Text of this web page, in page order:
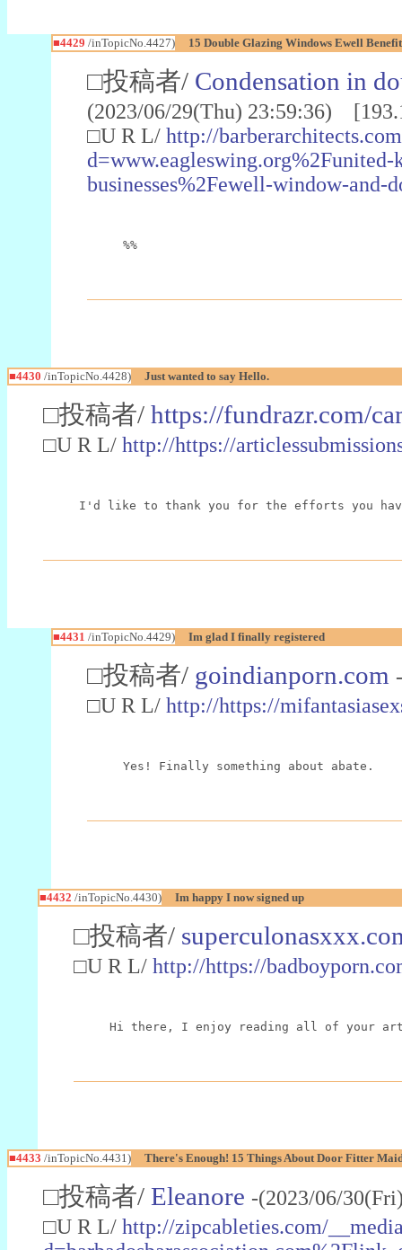
■4429 /inTopicNo.4427) 15 Double Glazing Windows Ewell
□投稿者/ Condensation in
(2023/06/29(Thu) 23:59:36)
□U R L/ http://
businesses%2Fewell-window-and-
%%
■4430 /inTopicNo.4428) Just wanted to say Hello.
□投稿者/ https://fundrazr.com/
□U R L/ http://https://
I'd like to thank you for the efforts you
■4431 /inTopicNo.4429) Im glad I finally registered
□投稿者/ goindianporn.com
□U R L/ http://https://
Yes! Finally something about abate.
■4432 /inTopicNo.4430) Im happy I now signed up
□投稿者/
□U R L/ http://https://
Hi there, I enjoy reading all of your
■4433 /inTopicNo.4431) There's Enough! 15 Things About Door Fitter
□投稿者/ Eleanore -(2023/06/
□U R L/ http://zipcableties.com/